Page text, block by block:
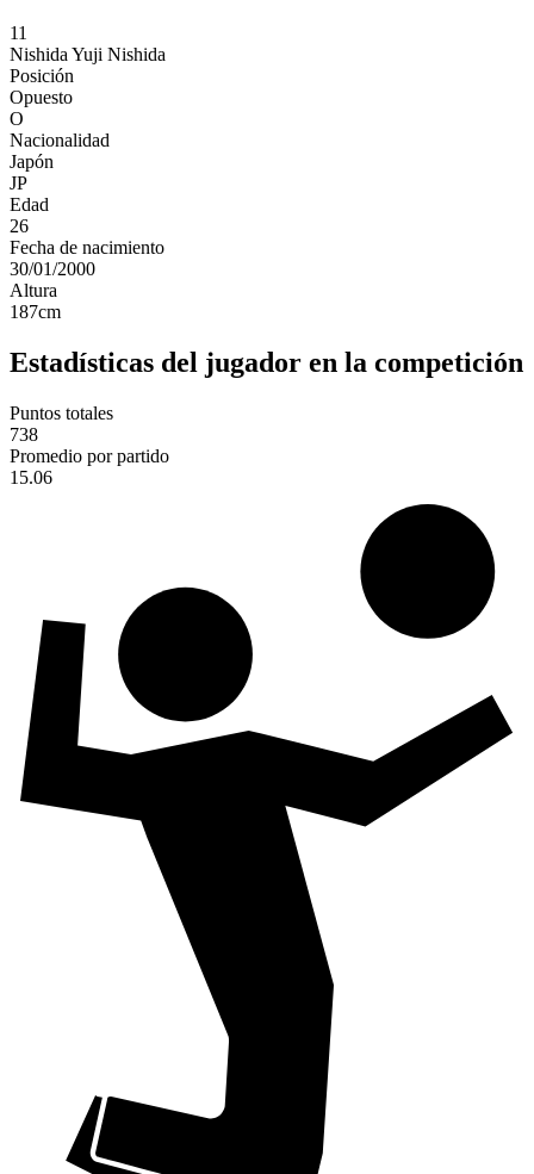
11
Nishida Yuji Nishida
Posición
Opuesto
O
Nacionalidad
Japón
JP
Edad
26
Fecha de nacimiento
30/01/2000
Altura
187cm
Estadísticas del jugador en la competición
Puntos totales
738
Promedio por partido
15.06